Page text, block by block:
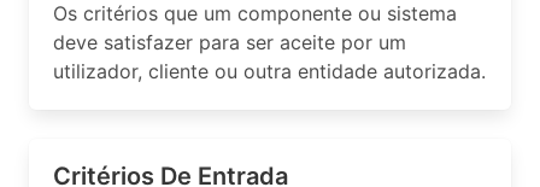
Os critérios que um componente ou sistema
deve satisfazer para ser aceite por um
utilizador, cliente ou outra entidade autorizada.
Critérios De Entrada